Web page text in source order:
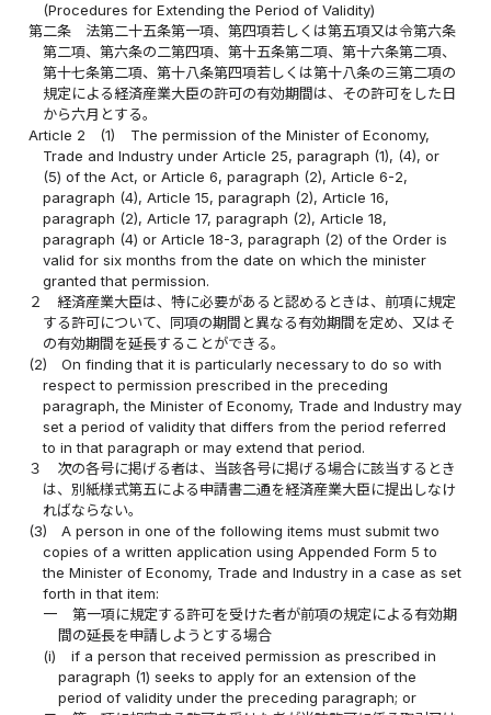
(Procedures for Extending the Period of Validity)
第二条
法第二十五条第一項、第四項若しくは第五項又は令第六条
第二項、第六条の二第四項、第十五条第二項、第十六条第二項、
第十七条第二項、第十八条第四項若しくは第十八条の三第二項の
規定による経済産業大臣の許可の有効期間は、その許可をした日
から六月とする。
Article 2
(1)
The permission of the Minister of Economy,
Trade and Industry under Article 25, paragraph (1), (4), or
(5) of the Act, or Article 6, paragraph (2), Article 6-2,
paragraph (4), Article 15, paragraph (2), Article 16,
paragraph (2), Article 17, paragraph (2), Article 18,
paragraph (4) or Article 18-3, paragraph (2) of the Order is
valid for six months from the date on which the minister
granted that permission.
２
経済産業大臣は、特に必要があると認めるときは、前項に規定
する許可について、同項の期間と異なる有効期間を定め、又はそ
の有効期間を延長することができる。
(2)
On finding that it is particularly necessary to do so with
respect to permission prescribed in the preceding
paragraph, the Minister of Economy, Trade and Industry may
set a period of validity that differs from the period referred
to in that paragraph or may extend that period.
３
次の各号に掲げる者は、当該各号に掲げる場合に該当するとき
は、別紙様式第五による申請書二通を経済産業大臣に提出しなけ
ればならない。
(3)
A person in one of the following items must submit two
copies of a written application using Appended Form 5 to
the Minister of Economy, Trade and Industry in a case as set
forth in that item:
一
第一項に規定する許可を受けた者が前項の規定による有効期
間の延長を申請しようとする場合
(i)
if a person that received permission as prescribed in
paragraph (1) seeks to apply for an extension of the
period of validity under the preceding paragraph; or